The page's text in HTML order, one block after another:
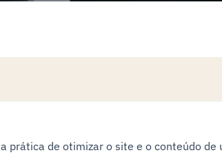
prática de otimizar o site e o conteúdo